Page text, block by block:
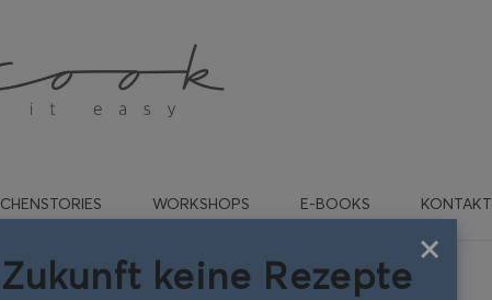
WORKSHOPS E-BOOKS KONTAKT
×
keine Rezepte